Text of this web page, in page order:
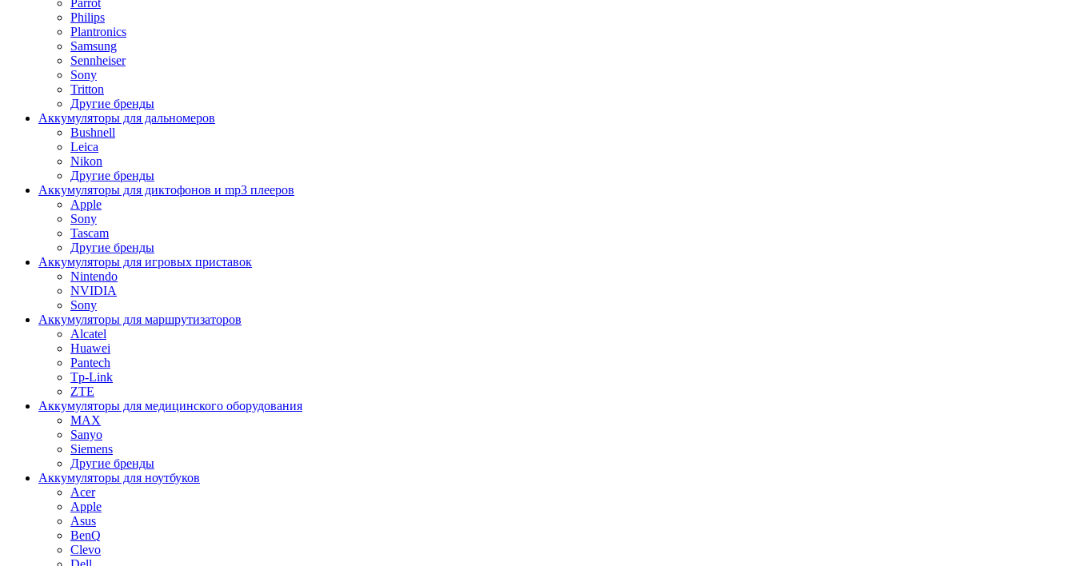
Philips
Plantronics
Samsung
Sennheiser
Sony
Tritton
Другие бренды
Аккумуляторы для дальномеров
Bushnell
Leica
Nikon
Другие бренды
Аккумуляторы для диктофонов и mp3 плееров
Apple
Sony
Tascam
Другие бренды
Аккумуляторы для игровых приставок
Nintendo
NVIDIA
Sony
Аккумуляторы для маршрутизаторов
Alcatel
Huawei
Pantech
Tp-Link
ZTE
Аккумуляторы для медицинского оборудования
MAX
Sanyo
Siemens
Другие бренды
Аккумуляторы для ноутбуков
Acer
Apple
Asus
BenQ
Clevo